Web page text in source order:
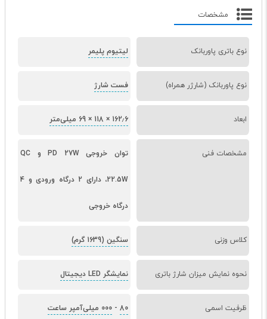
مشخصات
نوع باتری پاوربانک لیتیوم پلیمر
نوع پاوربانک (شارژر همراه) فست شارژ
ابعاد 162٫6 × 118 × 69 میلی‌متر
مشخصات فنی توان خروجی PD 27W و QC
22.5W، دارای 2 درگاه ورودی و 4
درگاه خروجی
کلاس وزنی سنگین (1639 گرم)
نحوه نمایش میزان شارژ باتری نمایشگر LED دیجیتال
ظرفیت اسمی 80
- 000 میلی‌آمپر ساعت